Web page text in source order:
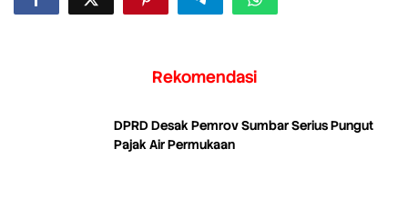
Rekomendasi
DPRD Desak Pemrov Sumbar Serius Pungut
Pajak Air Permukaan